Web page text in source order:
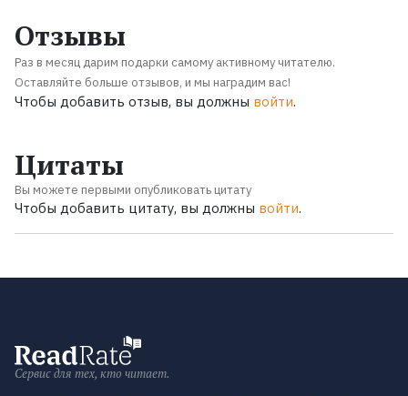
Отзывы
Раз в месяц дарим подарки самому активному читателю.
Оставляйте больше отзывов, и мы наградим вас!
Чтобы добавить отзыв, вы должны войти.
Цитаты
Вы можете первыми опубликовать цитату
Чтобы добавить цитату, вы должны войти.
Сервис для тех, кто читает.